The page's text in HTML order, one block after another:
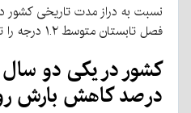
نسبت به دراز مدت تاریخی کشور
فصل تابستان متوسط ۱.۲ درجه را تجربه کرده‌ایم.
درصد کاهش بارش